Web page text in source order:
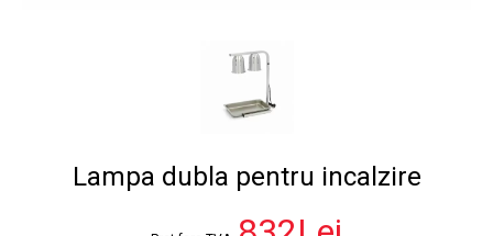
Lampa dubla pentru incalzire